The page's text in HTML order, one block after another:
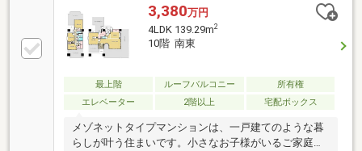
3,380万円
4LDK 139.29m2
10階 南東
最上階 ルーフバルコニー
所有権
エレベーター
2階以上 宅配ボックス
メゾネットタイプマンションは、一戸建てのような暮
らしが叶う住まいです。小さなお子様がいるご家庭